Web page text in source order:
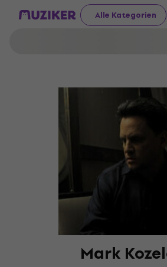
Alle Kategorien
Mark